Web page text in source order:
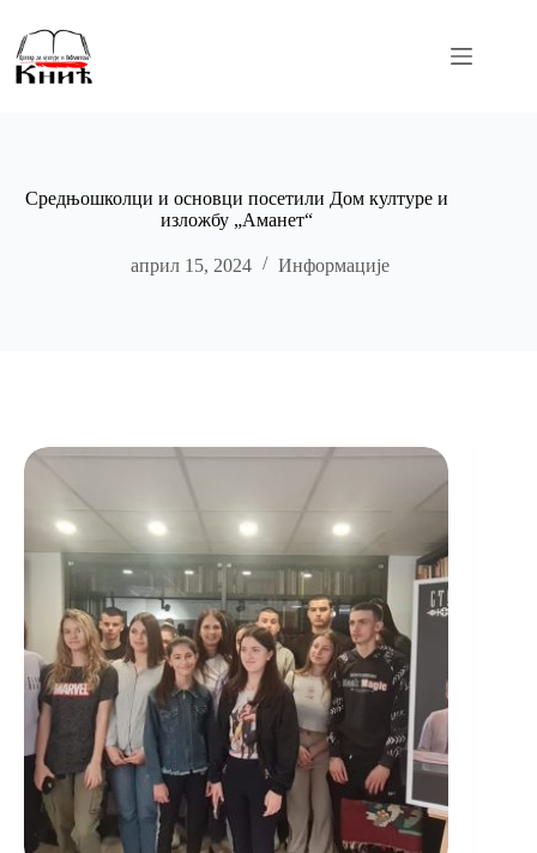
content
Средњошколци и основци посетили Дом културе и
изложбу „Аманет“
април 15, 2024 Информације